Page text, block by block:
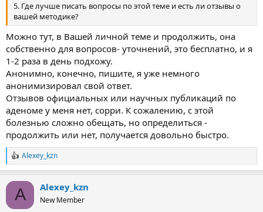
5. Где лучше писать вопросы по этой теме и есть ли отзывы о
вашей методике?
Можно тут, в Вашей личной теме и продолжить, она
собственно для вопросов- уточнений, это бесплатно, и я
1-2 раза в день подхожу.
Анонимно, конечно, пишите, я уже немного
анонимизировал свой ответ.
Отзывов официальных или научных публикаций по
аденоме у меня нет, сорри. К сожалению, с этой
болезнью сложно обещать, но определиться -
продолжить или нет, получается довольно быстро.
Р
е
и
Alexey_kzn
A Alexey_kzn
New Member